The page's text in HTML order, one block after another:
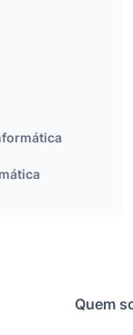
Quem